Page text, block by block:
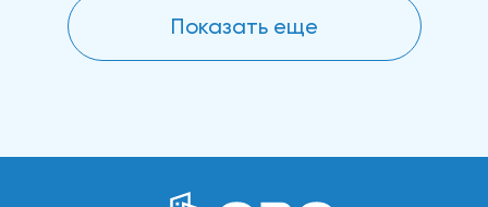
Показать еще